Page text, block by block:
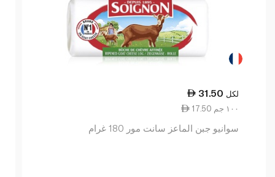
31.50 لكل
17.50 ١٠٠ جم
سوانيو جبن الماعز سانت مور 180 غرام